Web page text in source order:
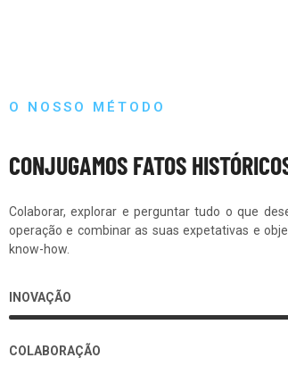
O NOSSO MÉTODO
CONJUGAMOS FATOS
Colaborar, explorar e perguntar tudo o que
operação e combinar as suas expetativas e
know-how.
INOVAÇÃO
COLABORAÇÃO